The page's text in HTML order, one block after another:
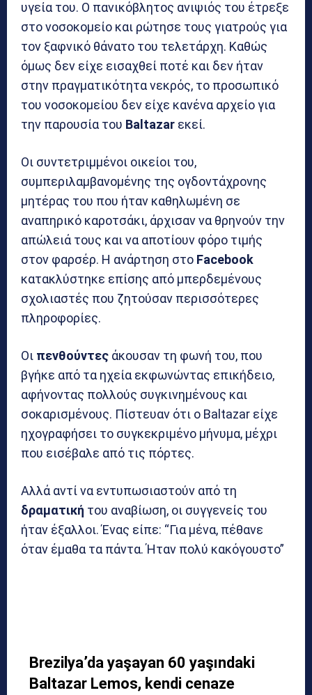
υγεία του. Ο πανικόβλητος ανιψιός του έτρεξε
στο νοσοκομείο και ρώτησε τους γιατρούς για
τον ξαφνικό θάνατο του τελετάρχη. Καθώς
όμως δεν είχε εισαχθεί ποτέ και δεν ήταν
στην πραγματικότητα νεκρός, το προσωπικό
του νοσοκομείου δεν είχε κανένα αρχείο για
την παρουσία του Baltazar εκεί.
Οι συντετριμμένοι οικείοι του,
συμπεριλαμβανομένης της ογδοντάχρονης
μητέρας του που ήταν καθηλωμένη σε
αναπηρικό καροτσάκι, άρχισαν να θρηνούν την
απώλειά τους και να αποτίουν φόρο τιμής
στον φαρσέρ. Η ανάρτηση στο Facebook
κατακλύστηκε επίσης από μπερδεμένους
σχολιαστές που ζητούσαν περισσότερες
πληροφορίες.
Οι πενθούντες άκουσαν τη φωνή του, που
βγήκε από τα ηχεία εκφωνώντας επικήδειο,
αφήνοντας πολλούς συγκινημένους και
σοκαρισμένους. Πίστευαν ότι ο Baltazar είχε
ηχογραφήσει το συγκεκριμένο μήνυμα, μέχρι
που εισέβαλε από τις πόρτες.
Αλλά αντί να εντυπωσιαστούν από τη
δραματική του αναβίωση, οι συγγενείς του
ήταν έξαλλοι. Ένας είπε: “Για μένα, πέθανε
όταν έμαθα τα πάντα. Ήταν πολύ κακόγουστο”
Brezilya’da yaşayan 60 yaşındaki
Baltazar Lemos, kendi cenaze